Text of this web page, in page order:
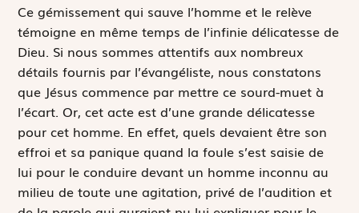
Ce gémissement qui sauve l’homme et le relève
témoigne en même temps de l’infinie délicatesse de
Dieu. Si nous sommes attentifs aux nombreux
détails fournis par l’évangéliste, nous constatons
que Jésus commence par mettre ce sourd-muet à
l’écart. Or, cet acte est d’une grande délicatesse
pour cet homme. En effet, quels devaient être son
effroi et sa panique quand la foule s’est saisie de
lui pour le conduire devant un homme inconnu au
milieu de toute une agitation, privé de l’audition et